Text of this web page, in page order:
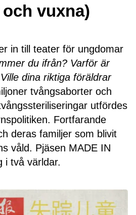
vuxna)
in till teater för ungdomar
du ifrån? Varför är
dina riktiga föräldrar
tvångsaborter och
utfördes
Fortfarande
deras familjer som blivit
våld. Pjäsen MADE IN
i två världar.